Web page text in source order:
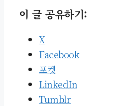
이 글 공유하기:
X
Facebook
포켓
LinkedIn
Tumblr